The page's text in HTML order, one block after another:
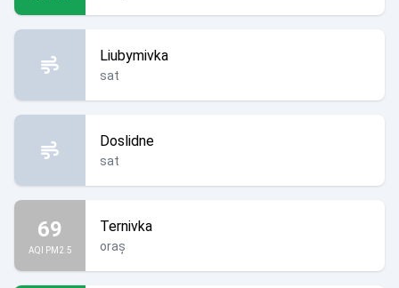
Liubymivka
sat
Doslidne
sat
69
AQI PM2.5
Ternivka
oraș